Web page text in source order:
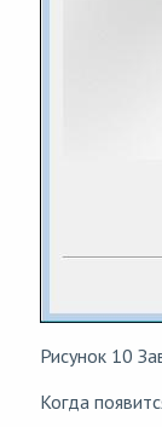
Рисунок 10
Когда